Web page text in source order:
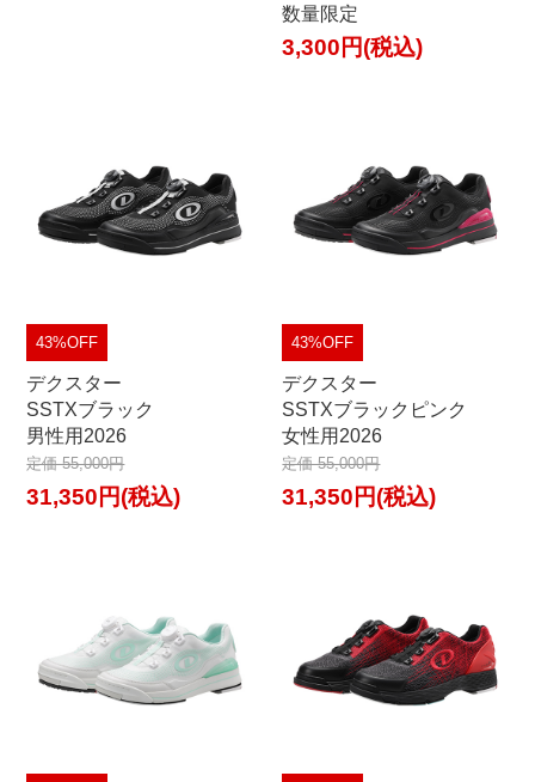
数量限定
3,300円(税込)
43%OFF
デクスター
SSTXブラック
男性用2026
定価 55,000円
31,350円(税込)
43%OFF
デクスター
SSTXブラックピンク
女性用2026
定価 55,000円
31,350円(税込)